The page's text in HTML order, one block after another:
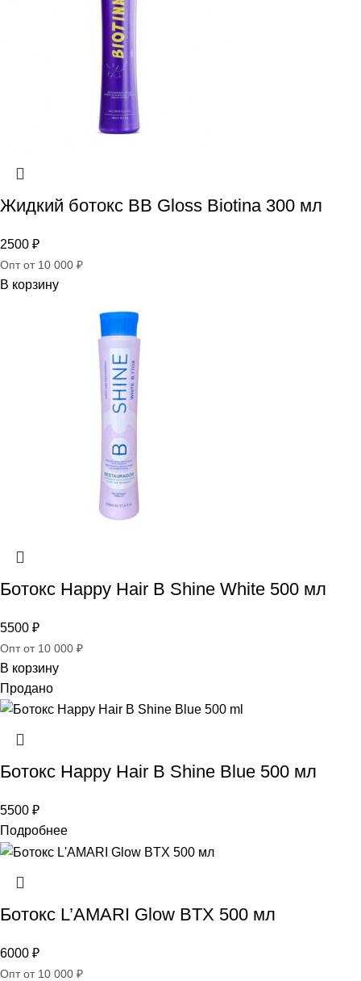
Жидкий ботокс BB Gloss Biotina 300 мл
2500 ₽
Опт от 10 000 ₽
В корзину
Ботокс Happy Hair B Shine White 500 мл
5500 ₽
Опт от 10 000 ₽
В корзину
Продано
Ботокс Happy Hair B Shine Blue 500 мл
5500 ₽
Подробнее
Ботокс L’AMARI Glow BTX 500 мл
6000 ₽
Опт от 10 000 ₽